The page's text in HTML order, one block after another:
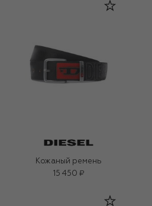
Кожаный ремень
15 450 ₽